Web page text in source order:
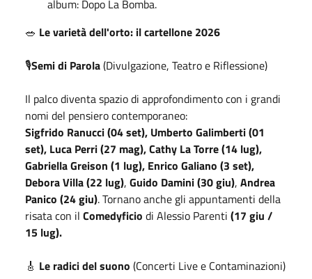
album: Dopo La Bomba.
🥗 Le varietà dell'orto: il cartellone 2026
🎙️Semi di Parola(Divulgazione, Teatro e Riflessione)
Il palco diventa spazio di approfondimento con i grandi
nomi del pensiero contemporaneo:
Sigfrido Ranucci (04 set), Umberto Galimberti (01
set), Luca Perri (27 mag), Cathy La Torre (14 lug),
Gabriella Greison (1 lug), Enrico Galiano (3 set),
Debora Villa (22 lug), Guido Damini (30 giu), Andrea
Panico (24 giu). Tornano anche gli appuntamenti della
risata con il Comedyficio di Alessio Parenti (17 giu /
15 lug).
🎸 Le radici del suono (Concerti Live e Contaminazioni)